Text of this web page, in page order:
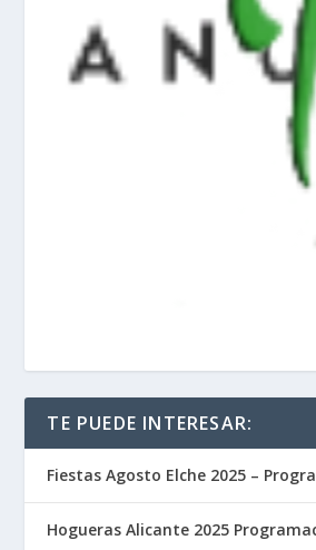
TE PUEDE INTERESAR:
Fiestas Agosto Elche 2025 –
Hogueras Alicante 2025